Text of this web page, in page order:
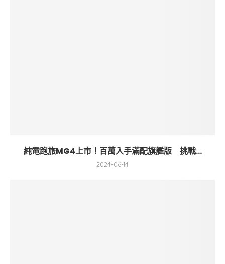
純電跑旅MG4上市！百萬入手滿配旗艦版 挑戰...
2024-06-14